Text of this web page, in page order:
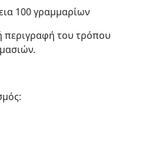
100 γραμμαρίων
περιγραφή του τρόπου